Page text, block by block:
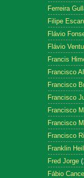
Ferreira
Filipe
Flávio
Flávio
Francis
Francisco
Francisco
Francisco
Francisco
Francisco
Francisco
Franklin
Fred Jorge
Fábio